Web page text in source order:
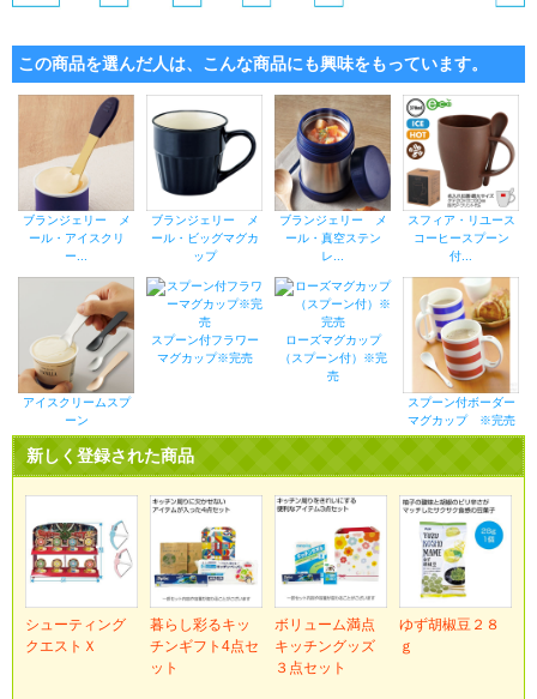
この商品を選んだ人は、こんな商品にも興味をもっています。
ブランジェリー メ
ール・アイスクリ
ー...
ブランジェリー メ
ール・ビッグマグカ
ップ
ブランジェリー メ
ール・真空ステン
レ...
スフィア・リユース
コーヒースプーン
付...
アイスクリームスプ
ーン
スプーン付フラワー
マグカップ※完売
ローズマグカップ
（スプーン付）※完
売
スプーン付ボーダー
マグカップ ※完売
新しく登録された商品
シューティング
クエストＸ
暮らし彩るキッ
チンギフト4点セ
ット
ボリューム満点
キッチングッズ
３点セット
ゆず胡椒豆２８
ｇ